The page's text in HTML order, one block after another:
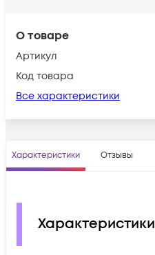
О товаре
Артикул
Код товара
Все характеристики
Характеристики Отзывы
Характеристики